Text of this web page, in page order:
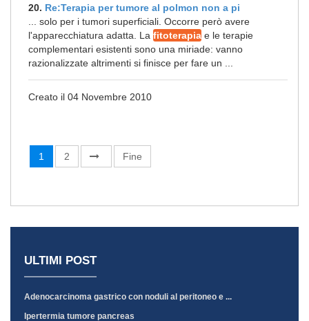
20. Re:Terapia per tumore al polmon non a pi
... solo per i tumori superficiali. Occorre però avere
l'apparecchiatura adatta. La fitoterapia e le terapie
complementari esistenti sono una miriade: vanno
razionalizzate altrimenti si finisce per fare un ...
Creato il 04 Novembre 2010
1 2 Fine
ULTIMI POST
Adenocarcinoma gastrico con noduli al peritoneo e ...
Ipertermia tumore pancreas